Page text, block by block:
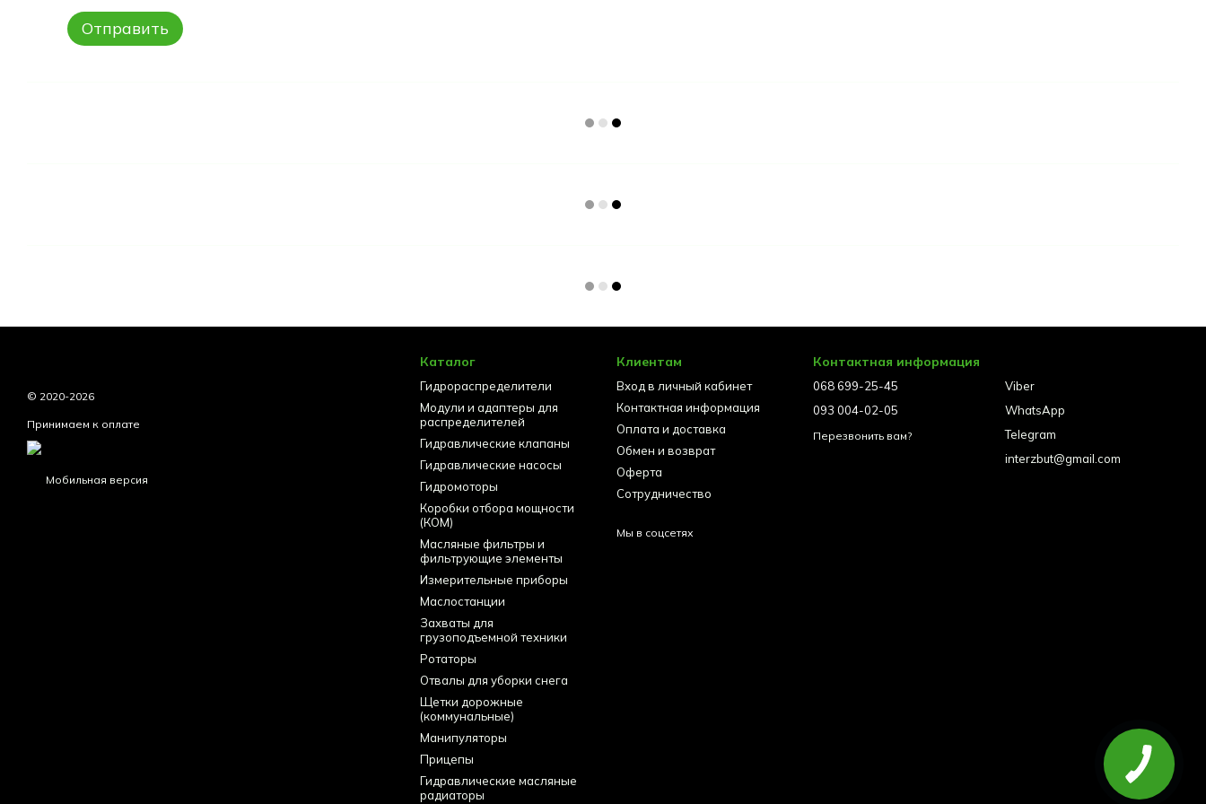
Отправить
© 2020-2026
Принимаем к оплате
Мобильная версия
Каталог
Гидрораспределители
Модули и адаптеры для
распределителей
Гидравлические клапаны
Гидравлические насосы
Гидромоторы
Коробки отбора мощности
(КОМ)
Масляные фильтры и
фильтрующие элементы
Измерительные приборы
Маслостанции
Захваты для
грузоподъемной техники
Ротаторы
Отвалы для уборки снега
Щетки дорожные
(коммунальные)
Манипуляторы
Прицепы
Гидравлические масляные
радиаторы
Клиентам
Вход в личный кабинет
Контактная информация
Оплата и доставка
Обмен и возврат
Оферта
Сотрудничество
Мы в соцсетях
Контактная информация
068 699-25-45
093 004-02-05
Перезвонить вам?
Viber
WhatsApp
Telegram
interzbut@gmail.com